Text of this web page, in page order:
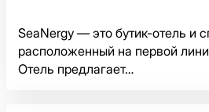
SeaNergy — это бутик-отель и
расположенный на первой
Отель предлагает…